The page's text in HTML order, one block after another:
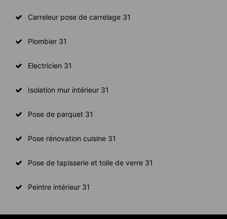
Carreleur pose de carrelage 31
Plombier 31
Electricien 31
Isolation mur intérieur 31
Pose de parquet 31
Pose rénovation cuisine 31
Pose de tapisserie et toile de verre 31
Peintre intérieur 31